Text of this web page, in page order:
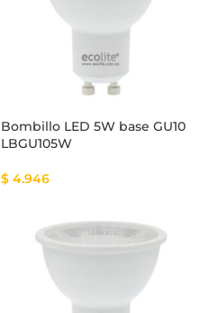
Bombillo LED 5W base GU10
LBGU105W
$ 4.946